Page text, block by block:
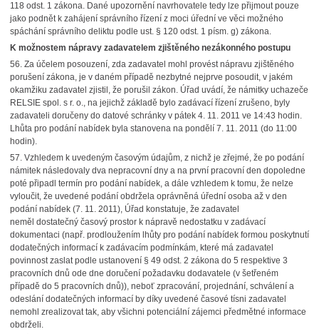
118 odst. 1 zákona. Dané upozornění navrhovatele tedy lze přijmout pouze
jako podnět k zahájení správního řízení z moci úřední ve věci možného
spáchání správního deliktu podle ust. § 120 odst. 1 písm. g) zákona.
K možnostem nápravy zadavatelem zjištěného nezákonného postupu
56. Za účelem posouzení, zda zadavatel mohl provést nápravu zjištěného
porušení zákona, je v daném případě nezbytné nejprve posoudit, v jakém
okamžiku zadavatel zjistil, že porušil zákon. Úřad uvádí, že námitky uchazeče
RELSIE spol. s r. o., na jejichž základě bylo zadávací řízení zrušeno, byly
zadavateli doručeny do datové schránky v pátek 4. 11. 2011 ve 14:43 hodin.
Lhůta pro podání nabídek byla stanovena na pondělí 7. 11. 2011 (do 11:00
hodin).
57. Vzhledem k uvedeným časovým údajům, z nichž je zřejmé, že po podání
námitek následovaly dva nepracovní dny a na první pracovní den dopoledne
poté připadl termín pro podání nabídek, a dále vzhledem k tomu, že nelze
vyloučit, že uvedené podání obdržela oprávněná úřední osoba až v den
podání nabídek (7. 11. 2011), Úřad konstatuje, že zadavatel
neměl dostatečný časový prostor k nápravě nedostatku v zadávací
dokumentaci (např. prodloužením lhůty pro podání nabídek formou poskytnutí
dodatečných informací k zadávacím podmínkám, které má zadavatel
povinnost zaslat podle ustanovení § 49 odst. 2 zákona do 5 respektive 3
pracovních dnů ode dne doručení požadavku dodavatele (v šetřeném
případě do 5 pracovních dnů)), neboť zpracování, projednání, schválení a
odeslání dodatečných informací by díky uvedené časové tísni zadavatel
nemohl zrealizovat tak, aby všichni potenciální zájemci předmětné informace
obdrželi.